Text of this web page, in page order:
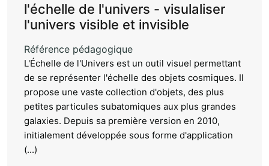
l'échelle de l'univers - visulaliser
l'univers visible et invisible
Référence pédagogique
L'Échelle de l'Univers est un outil visuel permettant
de se représenter l'échelle des objets cosmiques. Il
propose une vaste collection d'objets, des plus
petites particules subatomiques aux plus grandes
galaxies. Depuis sa première version en 2010,
initialement développée sous forme d'application
(...)